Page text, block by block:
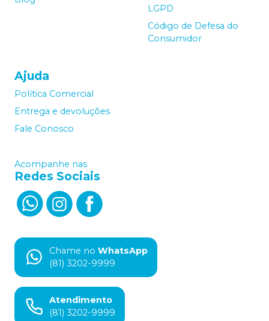
LGPD
Código de Defesa do
Consumidor
Ajuda
Política Comercial
Entrega e devoluções
Fale Conosco
Acompanhe nas
Redes Sociais
Chame no WhatsApp
(81) 3202-9999
Atendimento
(81) 3202-9999